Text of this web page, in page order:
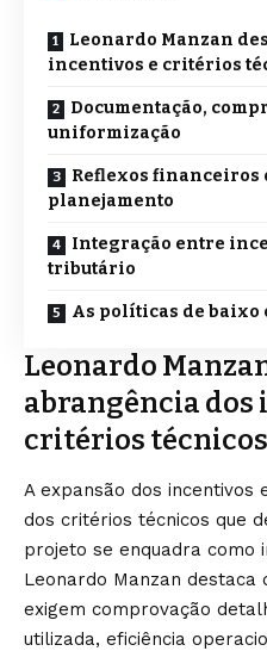
Leonardo Manzan
incentivos e critérios
Documentação,
uniformização
Reflexos financeiros
planejamento
Integração entre
tributário
As políticas de baixo
Leonardo
abrangência dos
critérios técnicos
A expansão dos incentivos
dos critérios técnicos que
projeto se enquadra como
Leonardo Manzan destaca
exigem comprovação
utilizada, eficiência